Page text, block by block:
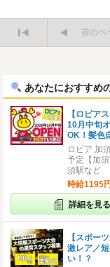
前のペ
あなたにおすすめ
【ロピア
10月中旬
OK！髪色
ロピア 加
予定【加
須駅など
時給1195
詳細を見る
【スポー
激レア／
い！？